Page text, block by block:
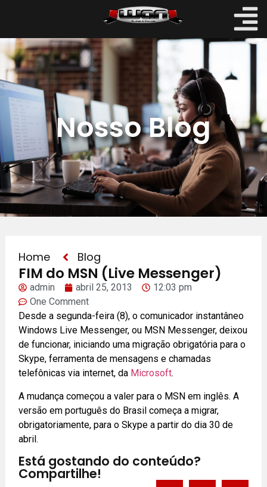
Nosso Blog
Home Blog
FIM do MSN (Live Messenger)
admin abril 25, 2013
12:03 pm
One Comment
Desde a segunda-feira (8), o comunicador instantâneo
Windows Live Messenger, ou MSN Messenger, deixou
de funcionar, iniciando uma migração obrigatória para o
Skype, ferramenta de mensagens e chamadas
telefônicas via internet, da Microsoft.
A mudança começou a valer para o MSN em inglês. A
versão em português do Brasil começa a migrar,
obrigatoriamente, para o Skype a partir do dia 30 de
abril.
Está gostando do conteúdo?
Compartilhe!